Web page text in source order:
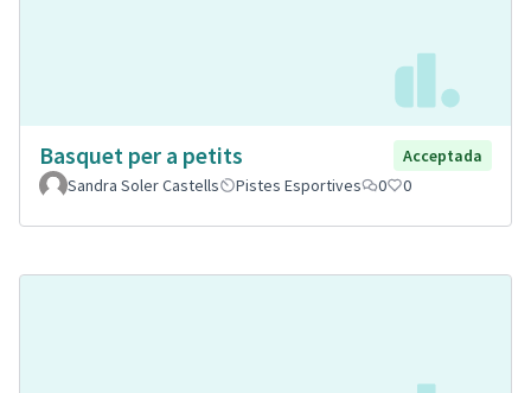
Basquet per a petits
Acceptada
Sandra Soler Castells
Pistes Esportives 0 0